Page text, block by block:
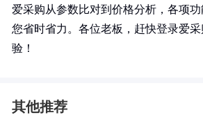
爱采购从参数比对到价格分析，各项
您省时省力。各位老板，赶快登录爱
验！
其他推荐